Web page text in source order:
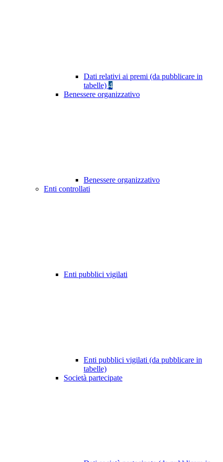
Dati relativi ai premi (da pubblicare in
tabelle) 4
Benessere organizzativo
Benessere organizzativo
Enti controllati
Enti pubblici vigilati
Enti pubblici vigilati (da pubblicare in
tabelle)
Società partecipate